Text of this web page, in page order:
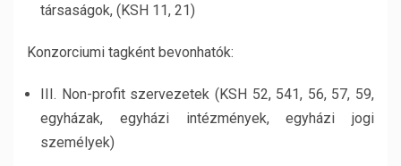
társaságok, (KSH 11, 21)
Konzorciumi tagként bevonhatók:
III. Non-profit szervezetek (KSH 52, 541, 56, 57, 59,
egyházak, egyházi intézmények, egyházi jogi
személyek)